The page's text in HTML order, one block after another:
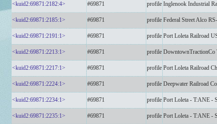
<kuid2:69871:2182:4> #69871 profile Inglenook Industrial
<kuid2:69871:2185:1> #69871 profile Federal Street Alco
<kuid2:69871:2191:1> #69871 profile Port Loleta Railroad
<kuid2:69871:2213:1> #69871 profile DowntownTractionCo
<kuid2:69871:2217:1> #69871 profile Port Loleta Railroad
<kuid2:69871:2224:1> #69871 profile Deepwater Railroad
<kuid2:69871:2234:1> #69871 profile Port Loleta - T:ANE -
<kuid2:69871:2235:1> #69871 profile Port Loleta - T:ANE -